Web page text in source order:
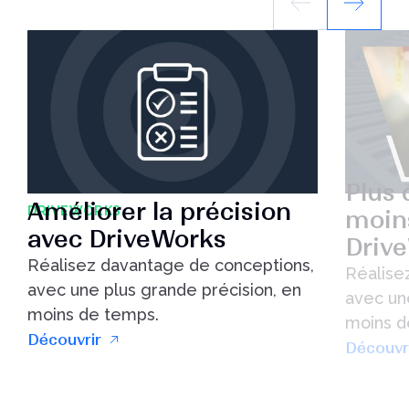
DRIVEWORKS
Améliorer la précision
avec DriveWorks
Réalisez davantage de conceptions,
avec une plus grande précision, en
moins de temps.
Découvrir
Plus
avec
moins